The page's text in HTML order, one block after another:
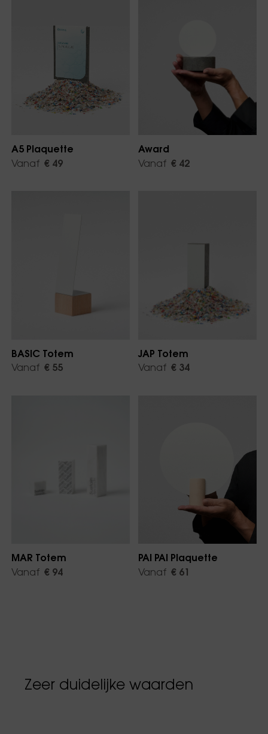
A5 Plaquette
Vanaf € 49
Award
Vanaf € 42
BASIC Totem
Vanaf € 55
JAP Totem
Vanaf € 34
MAR Totem
Vanaf € 94
PAI PAI Plaquette
Vanaf € 61
Zeer duidelijke waarden